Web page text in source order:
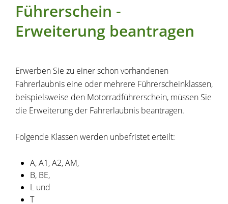
Führerschein -
Erweiterung beantragen
Erwerben Sie zu einer schon vorhandenen
Fahrerlaubnis eine oder mehrere Führerscheinklassen,
beispielsweise den Motorradführerschein, müssen Sie
die Erweiterung der Fahrerlaubnis beantragen.
Folgende Klassen werden unbefristet erteilt:
A, A1, A2, AM,
B, BE,
L und
T